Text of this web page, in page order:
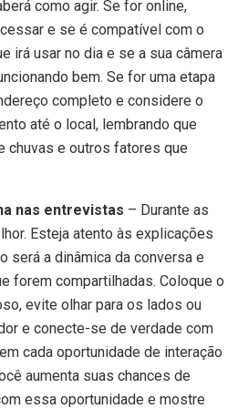
como agir. Se for online,
e se é compatível com o
irá usar no dia e se a sua câmera
bem. Se for uma etapa
completo e considere o
até o local, lembrando que
chuvas e outros fatores que
nas entrevistas – Durante as
Esteja atento às explicações
será a dinâmica da conversa e
forem compartilhadas. Coloque o
evite olhar para os lados ou
e conecte-se de verdade com
cada oportunidade de interação
aumenta suas chances de
essa oportunidade e mostre